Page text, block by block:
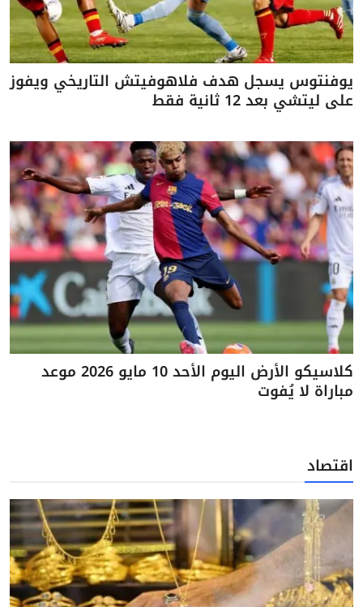
يوفنتوس يسجل هدف فلاهوفيتش التاريخي ويفوز
على ليتشي بعد 12 ثانية فقط
كلاسيكو الأرض اليوم الأحد 10 مايو 2026 موعد
مباراة لا يُفوت
اقتصاد